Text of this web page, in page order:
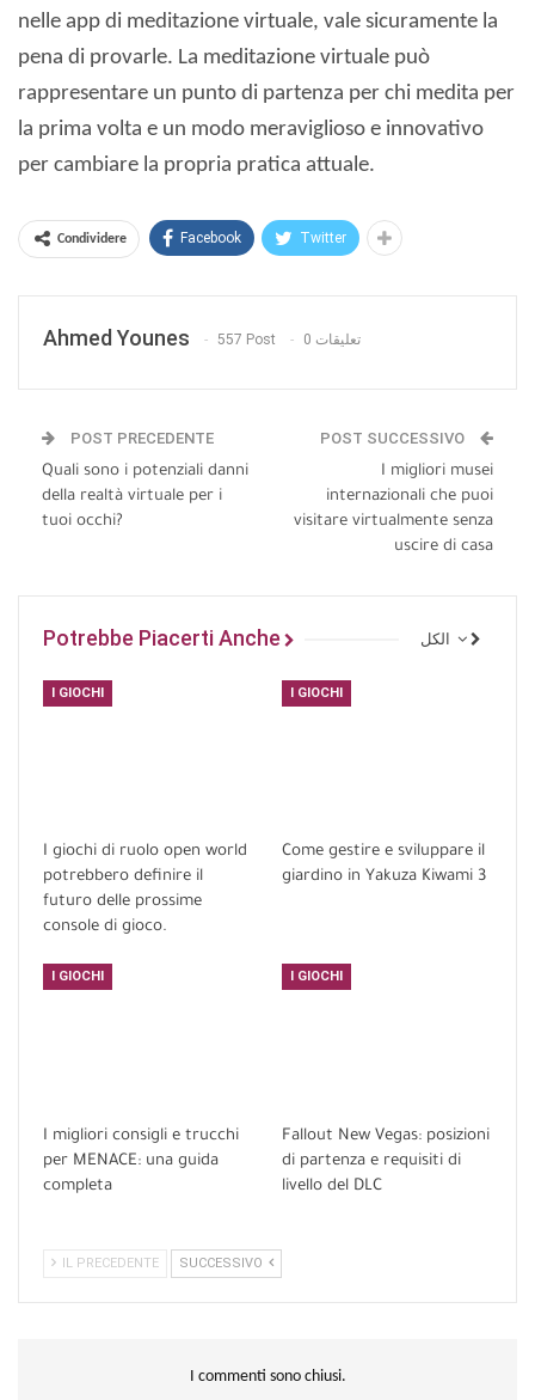
nelle app di meditazione virtuale, vale sicuramente la
pena di provarle. La meditazione virtuale può
rappresentare un punto di partenza per chi medita per
la prima volta e un modo meraviglioso e innovativo
per cambiare la propria pratica attuale.
Condividere Facebook Twitter
Ahmed Younes 557 Post 0 تعليقات
POST PRECEDENTE
Quali sono i potenziali danni
della realtà virtuale per i
tuoi occhi?
POST SUCCESSIVO
I migliori musei
internazionali che puoi
visitare virtualmente senza
uscire di casa
Potrebbe Piacerti Anche
I GIOCHI
I giochi di ruolo open world
potrebbero definire il
futuro delle prossime
console di gioco.
I GIOCHI
Come gestire e sviluppare il
giardino in Yakuza Kiwami 3
I GIOCHI
I migliori consigli e trucchi
per MENACE: una guida
completa
I GIOCHI
Fallout New Vegas: posizioni
di partenza e requisiti di
livello del DLC
IL PRECEDENTE SUCCESSIVO
I commenti sono chiusi.